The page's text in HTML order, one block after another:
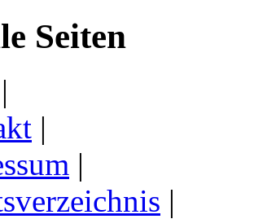
Seiten
|
|
|
|